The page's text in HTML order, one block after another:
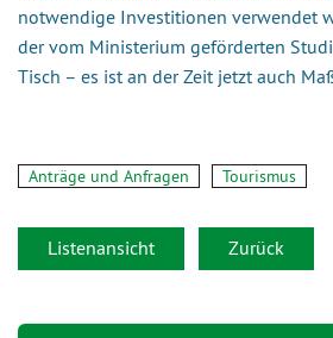
notwendige Investitionen verwendet
der vom Ministerium geförderten
Tisch – es ist an der Zeit jetzt auch
Anträge und Anfragen Tourismus
Listenansicht Zurück